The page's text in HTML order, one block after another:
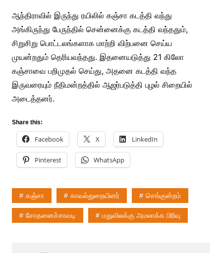
ஆந்திராவில் இருந்து ரயிலில் கஞ்சா கடத்தி வந்து
அங்கிருந்து பேருந்தில் சென்னைக்கு கடத்தி வந்ததும்,
சிறுசிறு பொட்டலங்களாக மாற்றி விற்பனை செய்ய
முயன்றதும் தெரியவந்தது. இதனையடுத்து 21 கிலோ
கஞ்சாவை பறிமுதல் செய்து, அதனை கடத்தி வந்த
இருவரையும் நீதிமன்றத்தில் ஆஜர்படுத்தி புழல் சிறையில்
அடைத்தனர்.
Share this:
Facebook X LinkedIn
Pinterest WhatsApp
கஞ்சா காவல்துறையினர் செங்குன்றம்
சோதனைச்சாவடி மதுவிலக்கு அமலாக்க பிரிவு